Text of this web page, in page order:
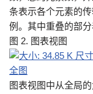
条表示各个元素的
例。其中重叠的部
图 2. 图表视图
图表视图中从全局